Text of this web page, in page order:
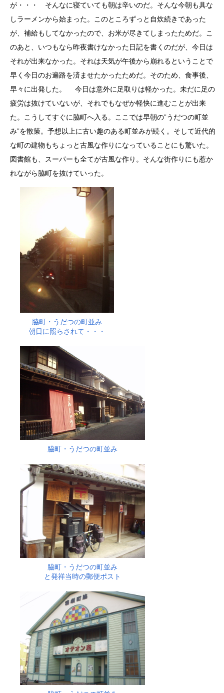
が・・・ そんなに寝ていても朝は辛いのだ。そんな今朝も具な
しラーメンから始まった。このところずっと自炊続きであった
が、補給もしてなかったので、お米が尽きてしまったためだ。こ
のあと、いつもなら昨夜書けなかった日記を書くのだが、今日は
それが出来なかった。それは天気が午後から崩れるということで
早く今日のお遍路を済ませたかったためだ。そのため、食事後、
早々に出発した。 今日は意外に足取りは軽かった。未だに足の
疲労は抜けていないが、それでもなぜか軽快に進むことが出来
た。こうしてすぐに脇町へ入る。ここでは早朝の”うだつの町並
み”を散策。予想以上に古い趣のある町並みが続く。そして近代的
な町の建物もちょっと古風な作りになっていることにも驚いた。
図書館も、スーパーも全てが古風な作り。そんな街作りにも惹か
れながら脇町を抜けていった。
脇町・うだつの町並み
朝日に照らされて・・・
脇町・うだつの町並み
脇町・うだつの町並み
と発祥当時の郵便ポスト